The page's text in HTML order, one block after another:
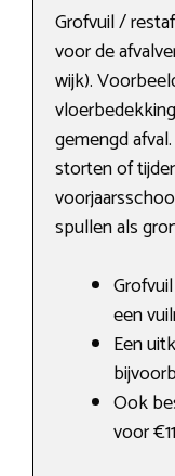
Grofvuil /
voor de
wijk).
gemengd
storten of
spullen als
een
Een
Ook
voor